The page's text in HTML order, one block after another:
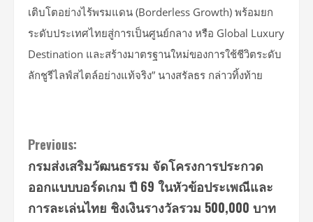
เติบโตอย่างไร้พรมแดน (Borderless Growth) พร้อมยก
ระดับประเทศไทยสู่การเป็นศูนย์กลาง หรือ Global Luxury
Destination และสร้างมาตรฐานใหม่ของการใช้ชีวิตระดับ
ลักชูรีไลฟ์สไตล์อย่างแท้จริง” นางสรัลธร กล่าวทิ้งท้าย
Continue
Reading
Previous:
กรมส่งเสริมวัฒนธรรม จัดโครงการประกวด
ออกแบบบอร์ดเกม ปี 69 ในหัวข้อประเพณีและ
การละเล่นไทย ชิงเงินรางวัลรวม 500,000 บาท